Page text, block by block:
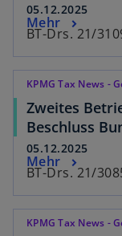
05.12.2025
BT-Drs. 21/
Mehr
KPMG Tax News -
Zweites
Beschluss
05.12.2025
BT-Drs. 21/
Mehr
KPMG Tax News -